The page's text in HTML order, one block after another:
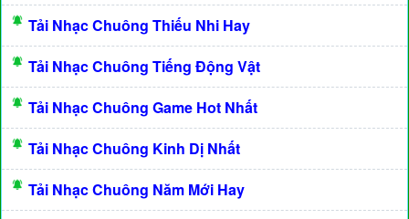
Tải Nhạc Chuông Thiếu Nhi Hay
Tải Nhạc Chuông Tiếng Động Vật
Tải Nhạc Chuông Game Hot Nhất
Tải Nhạc Chuông Kinh Dị Nhất
Tải Nhạc Chuông Năm Mới Hay